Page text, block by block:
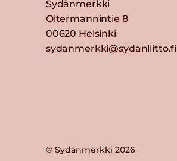
Sydänmerkki
Oltermannintie 8
00620 Helsinki
sydanmerkki@sydanliitto.fi
© Sydänmerkki 2026